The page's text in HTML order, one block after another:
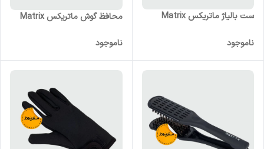
ست بالیاژ ماتریکس Matrix
ناموجود
محافظ گوش ماتریکس Matrix
ناموجود